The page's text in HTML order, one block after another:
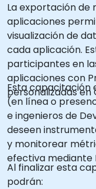
La exportación de
aplicaciones
visualización de
cada aplicación.
participantes en
aplicaciones con
personalizadas en
Esta capacitación
(en línea o
e ingenieros de
deseen
y monitorear
efectiva mediante
Al finalizar esta
podrán: